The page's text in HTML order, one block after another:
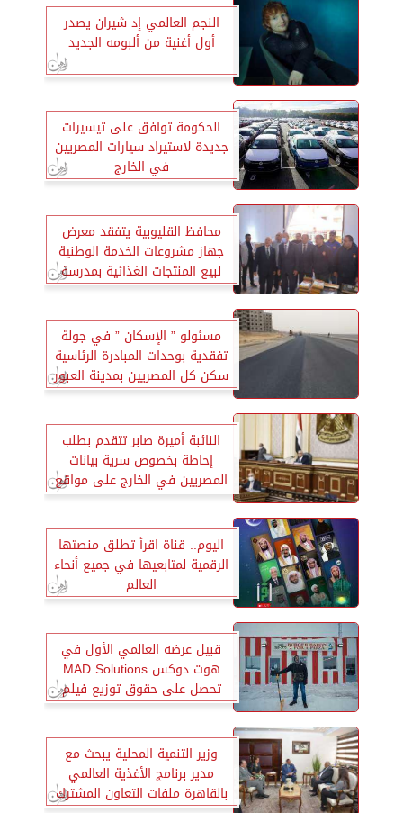
النجم العالمي إد شيران يصدر
أول أغنية من ألبومه الجديد
الحكومة توافق على تيسيرات
جديدة لاستيراد سيارات المصريين
في الخارج
محافظ القليوبية يتفقد معرض
جهاز مشروعات الخدمة الوطنية
لبيع المنتجات الغذائية بمدرسة
الشبان العالمية ببنها
مسئولو ” الإسكان ” في جولة
تفقدية بوحدات المبادرة الرئاسية
سكن كل المصريين بمدينة العبور
الجديدة
النائبة أميرة صابر تتقدم بطلب
إحاطة بخصوص سرية بيانات
المصريين في الخارج على مواقع
التواصل الاجتماعي
اليوم.. قناة اقرأ تطلق منصتها
الرقمية لمتابعيها في جميع أنحاء
العالم
قبيل عرضه العالمي الأول في
هوت دوكس MAD Solutions
تحصل على حقوق توزيع فيلم
مافيا البرغر اللبنانية
وزير التنمية المحلية يبحث مع
مدير برنامج الأغذية العالمي
بالقاهرة ملفات التعاون المشترك